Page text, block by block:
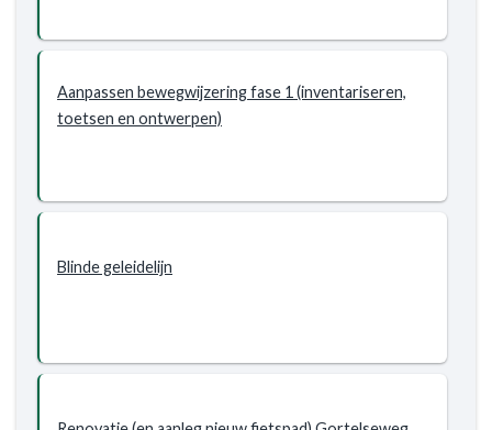
waterstaat
Nieuw
2022-
Aanpassen bewegwijzering fase 1 (inventariseren,
toetsen en ontwerpen)
Blinde geleidelijn